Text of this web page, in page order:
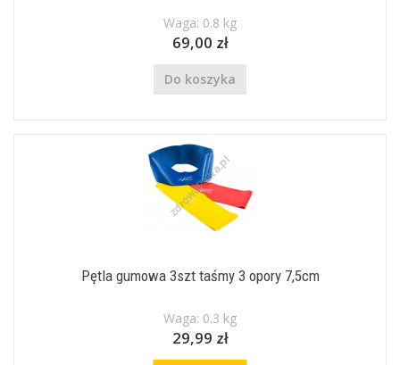
Waga: 0.8 kg
69,00 zł
Do koszyka
Pętla gumowa 3szt taśmy 3 opory 7,5cm
Waga: 0.3 kg
29,99 zł